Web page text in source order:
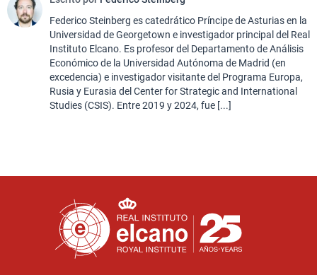
Federico Steinberg es catedrático Príncipe de Asturias en la
Universidad de Georgetown e investigador principal del Real
Instituto Elcano. Es profesor del Departamento de Análisis
Económico de la Universidad Autónoma de Madrid (en
excedencia) e investigador visitante del Programa Europa,
Rusia y Eurasia del Center for Strategic and International
Studies (CSIS). Entre 2019 y 2024, fue [...]